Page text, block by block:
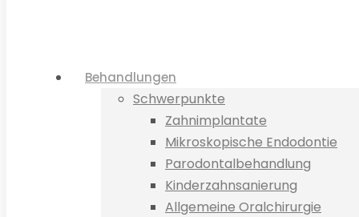
Behandlungen
Schwerpunkte
Zahnimplantate
Mikroskopische Endodontie
Parodontalbehandlung
Kinderzahnsanierung
Allgemeine Oralchirurgie